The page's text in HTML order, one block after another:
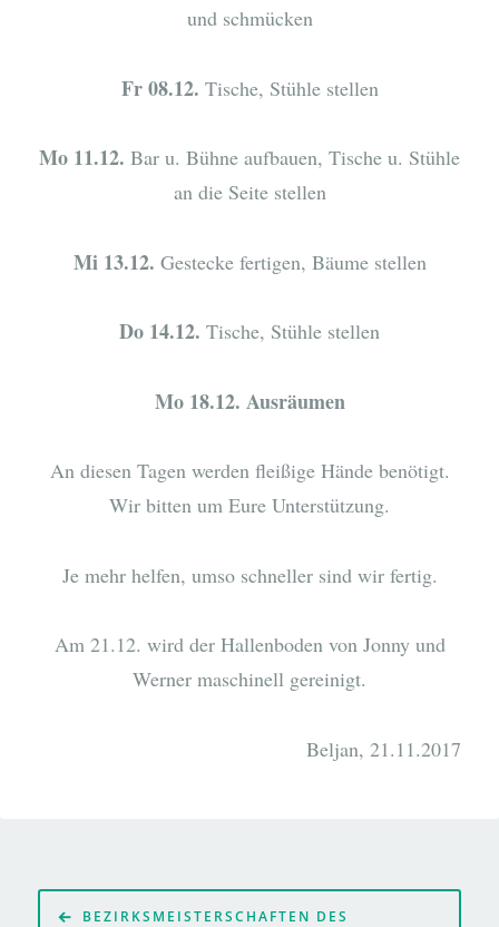
und schmücken
Fr 08.12. Tische, Stühle stellen
Mo 11.12. Bar u. Bühne aufbauen, Tische u. Stühle
an die Seite stellen
Mi 13.12. Gestecke fertigen, Bäume stellen
Do 14.12. Tische, Stühle stellen
Mo 18.12. Ausräumen
An diesen Tagen werden fleißige Hände benötigt.
Wir bitten um Eure Unterstützung.
Je mehr helfen, umso schneller sind wir fertig.
Am 21.12. wird der Hallenboden von Jonny und
Werner maschinell gereinigt.
Beljan, 21.11.2017
Beitragsnavigation
BEZIRKSMEISTERSCHAFTEN DES